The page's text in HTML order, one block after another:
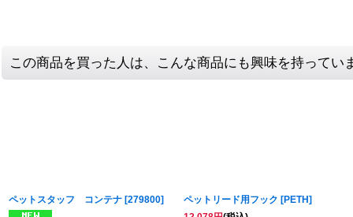
この商品を買った人は、こんな商品にも興味を持ってい
ペットスタッフ コンテナ [279800] ペットリード用フック [PETH]